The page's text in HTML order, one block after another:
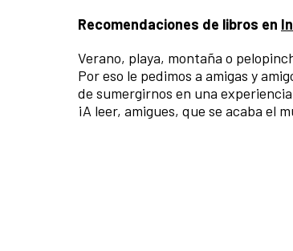
Recomendaciones de libros en
Verano, playa, montaña o
Por eso le pedimos a amigas y
de sumergirnos en una
¡A leer, amigues, que se acaba el